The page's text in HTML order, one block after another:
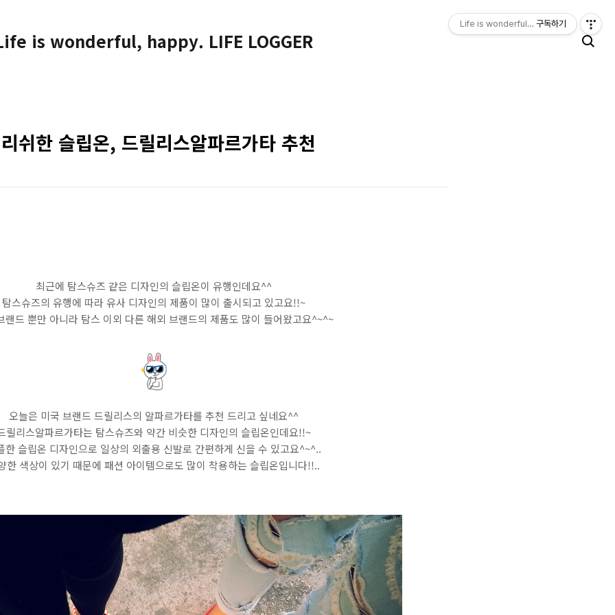
is wonderful, happy. LIFE LOGGER
쉬한 슬립온, 드릴리스알파르가타 추천
최근에 탐스슈즈 같은 디자인의 슬립온이 유행인데요^^
탐스슈즈의 유행에 따라 유사 디자인의 제품이 많이 출시되고 있고요!!~
랜드 뿐만 아니라 탐스 이외 다른 해외 브랜드의 제품도 많이 들어왔고요^~^~
오늘은 미국 브랜드 드릴리스의 알파르가타를 추천 드리고 싶네요^^
릴리스알파르가타는 탐스슈즈와 약간 비슷한 디자인의 슬립온인데요!!~
한 슬립온 디자인으로 일상의 외출용 신발로 간편하게 신을 수 있고요^~^..
한 색상이 있기 때문에 패션 아이템으로도 많이 착용하는 슬립온입니다!!..
Life is wonderful, happy. LIFE LOGGER
구독하기